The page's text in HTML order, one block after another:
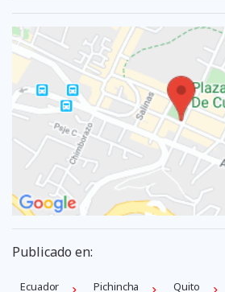
Publicado en:
Ecuador Pichincha Quito